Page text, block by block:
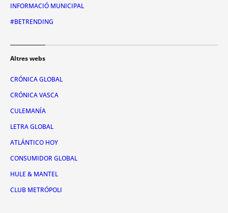
INFORMACIÓ MUNICIPAL
#BETRENDING
Altres webs
CRÓNICA GLOBAL
CRÓNICA VASCA
CULEMANÍA
LETRA GLOBAL
ATLÁNTICO HOY
CONSUMIDOR GLOBAL
HULE & MANTEL
CLUB METRÓPOLI